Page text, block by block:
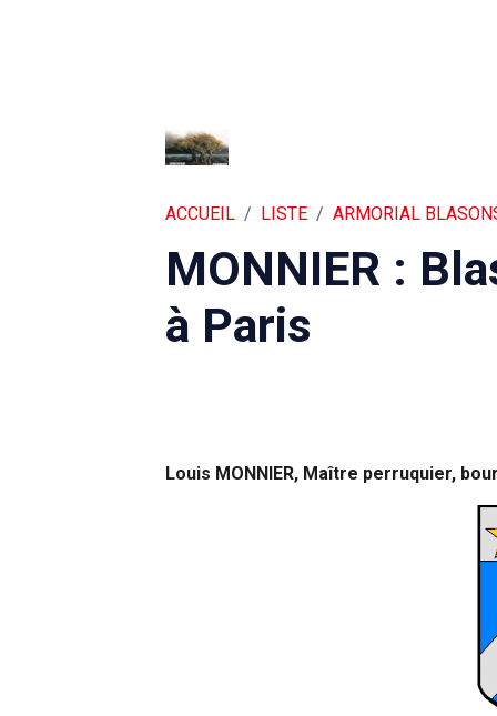
ACCUEIL LISTE ARMORIAL
MONNIER :
à Paris
Louis MONNIER, Maître perruquier,